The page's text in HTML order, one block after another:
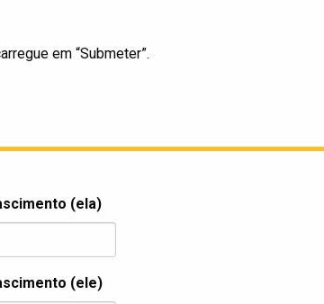
em “Submeter”.
(ela)
(ele)